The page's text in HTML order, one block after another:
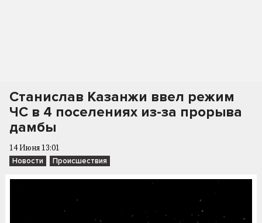
Станислав Казанжи ввел режим
ЧС в 4 поселениях из-за прорыва
дамбы
14 Июня 13:01
Новости Происшествия